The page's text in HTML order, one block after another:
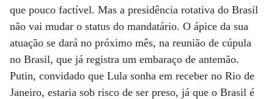
que pouco factível. Mas a presidência rotativa do Brasil
não vai mudar o status do mandatário. O ápice da sua
atuação se dará no próximo mês, na reunião de cúpula
no Brasil, que já registra um embaraço de antemão.
Putin, convidado que Lula sonha em receber no Rio de
Janeiro, estaria sob risco de ser preso, já que o Brasil é